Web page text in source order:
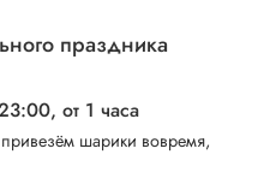
праздника
от 1 часа
шарики вовремя,